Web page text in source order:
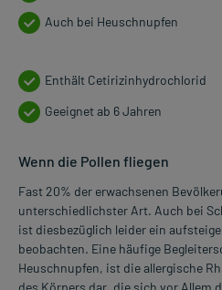
Auch bei Heuschnupfen
Enthält Cetirizinhydrochlorid
Geeignet ab 6 Jahren
Wenn die Pollen fliegen
Fast 20% der erwachsenen
unterschiedlichster Art. Auch bei
ist diesbezüglich leider ein
beobachten. Eine häufige
Heuschnupfen, ist die allergische
des Körpers dar, die sich vor Allem